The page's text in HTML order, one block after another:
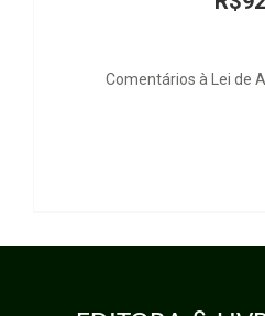
Comentários à Lei de Acesso à